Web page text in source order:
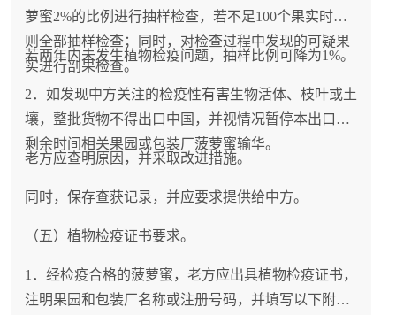
萝蜜2%的比例进行抽样检查，若不足100个果实时，
则全部抽样检查；同时，对检查过程中发现的可疑果
实进行剖果检查。
若两年内未发生植物检疫问题，抽样比例可降为1%。
2．如发现中方关注的检疫性有害生物活体、枝叶或土
壤，整批货物不得出口中国，并视情况暂停本出口季
剩余时间相关果园或包装厂菠萝蜜输华。
老方应查明原因，并采取改进措施。
同时，保存查获记录，并应要求提供给中方。
（五）植物检疫证书要求。
1．经检疫合格的菠萝蜜，老方应出具植物检疫证书，
注明果园和包装厂名称或注册号码，并填写以下附加